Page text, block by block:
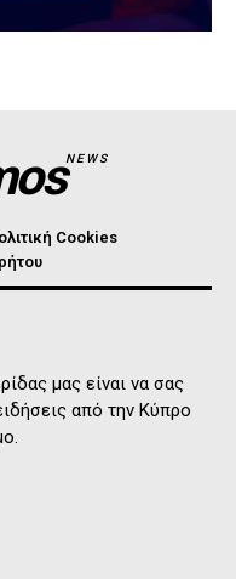
NEWS
Cookies
μας είναι να σας
από την Κύπρο